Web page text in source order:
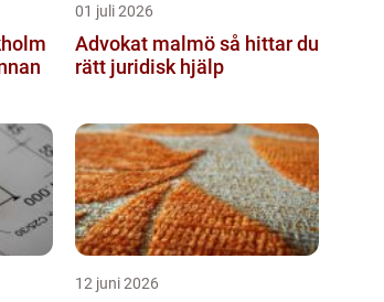
01 juli 2026
Advokat malmö så hittar du
rätt juridisk hjälp
12 juni 2026